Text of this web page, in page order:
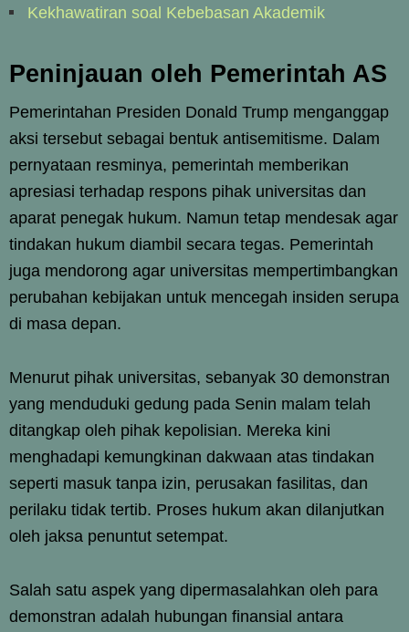
Kekhawatiran soal Kebebasan Akademik
Peninjauan oleh Pemerintah AS
Pemerintahan Presiden Donald Trump menganggap
aksi tersebut sebagai bentuk antisemitisme. Dalam
pernyataan resminya, pemerintah memberikan
apresiasi terhadap respons pihak universitas dan
aparat penegak hukum. Namun tetap mendesak agar
tindakan hukum diambil secara tegas. Pemerintah
juga mendorong agar universitas mempertimbangkan
perubahan kebijakan untuk mencegah insiden serupa
di masa depan.
Menurut pihak universitas, sebanyak 30 demonstran
yang menduduki gedung pada Senin malam telah
ditangkap oleh pihak kepolisian. Mereka kini
menghadapi kemungkinan dakwaan atas tindakan
seperti masuk tanpa izin, perusakan fasilitas, dan
perilaku tidak tertib. Proses hukum akan dilanjutkan
oleh jaksa penuntut setempat.
Salah satu aspek yang dipermasalahkan oleh para
demonstran adalah hubungan finansial antara